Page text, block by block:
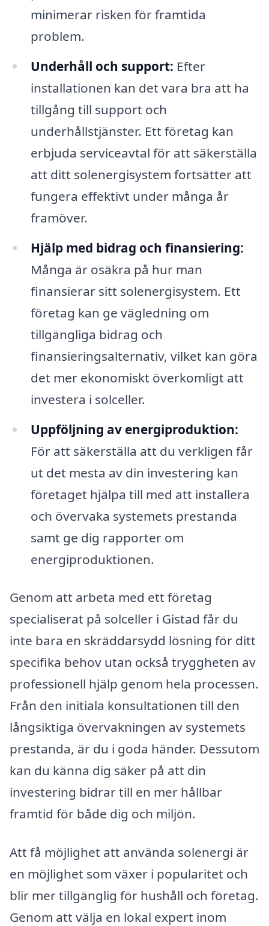
minimerar risken för framtida
problem.
Underhåll och support: Efter
installationen kan det vara bra att ha
tillgång till support och
underhållstjänster. Ett företag kan
erbjuda serviceavtal för att säkerställa
att ditt solenergisystem fortsätter att
fungera effektivt under många år
framöver.
Hjälp med bidrag och finansiering:
Många är osäkra på hur man
finansierar sitt solenergisystem. Ett
företag kan ge vägledning om
tillgängliga bidrag och
finansieringsalternativ, vilket kan göra
det mer ekonomiskt överkomligt att
investera i solceller.
Uppföljning av energiproduktion:
För att säkerställa att du verkligen får
ut det mesta av din investering kan
företaget hjälpa till med att installera
och övervaka systemets prestanda
samt ge dig rapporter om
energiproduktionen.
Genom att arbeta med ett företag
specialiserat på solceller i Gistad får du
inte bara en skräddarsydd lösning för ditt
specifika behov utan också tryggheten av
professionell hjälp genom hela processen.
Från den initiala konsultationen till den
långsiktiga övervakningen av systemets
prestanda, är du i goda händer. Dessutom
kan du känna dig säker på att din
investering bidrar till en mer hållbar
framtid för både dig och miljön.
Att få möjlighet att använda solenergi är
en möjlighet som växer i popularitet och
blir mer tillgänglig för hushåll och företag.
Genom att välja en lokal expert inom